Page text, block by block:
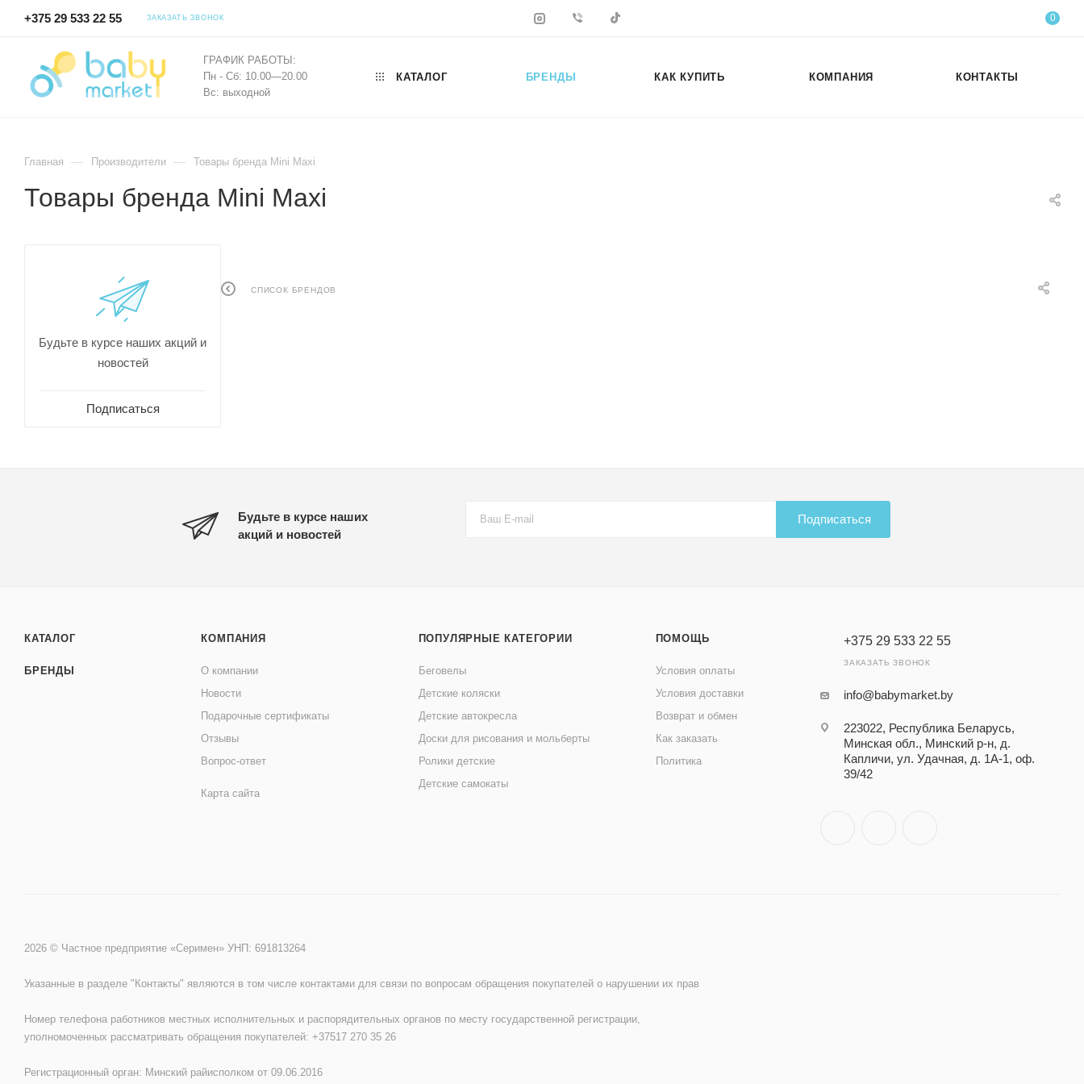
+375 29 533 22 55 ЗАКАЗАТЬ ЗВОНОК 0
ГРАФИК РАБОТЫ:
Пн - Сб: 10.00—20.00
Вс: выходной
КАТАЛОГ БРЕНДЫ КАК КУПИТЬ КОМПАНИЯ КОНТАКТЫ
Главная — Производители — Товары бренда Mini Maxi
Товары бренда Mini Maxi
СПИСОК БРЕНДОВ
Будьте в курсе наших акций и
новостей
Подписаться
Будьте в курсе наших
акций и новостей
Подписаться
КАТАЛОГ
БРЕНДЫ
КОМПАНИЯ
О компании
Новости
Подарочные сертификаты
Отзывы
Вопрос-ответ
Карта сайта
ПОПУЛЯРНЫЕ КАТЕГОРИИ
Беговелы
Детские коляски
Детские автокресла
Доски для рисования и мольберты
Ролики детские
Детские самокаты
ПОМОЩЬ
Условия оплаты
Условия доставки
Возврат и обмен
Как заказать
Политика
+375 29 533 22 55
ЗАКАЗАТЬ ЗВОНОК
info@babymarket.by
223022, Республика Беларусь,
Минская обл., Минский р-н, д.
Капличи, ул. Удачная, д. 1А-1, оф.
39/42
2026 © Частное предприятие «Серимен» УНП: 691813264
Указанные в разделе "Контакты" являются в том числе контактами для связи по вопросам обращения покупателей о нарушении их прав
Номер телефона работников местных исполнительных и распорядительных органов по месту государственной регистрации,
уполномоченных рассматривать обращения покупателей: +37517 270 35 26
Регистрационный орган: Минский райисполком от 09.06.2016